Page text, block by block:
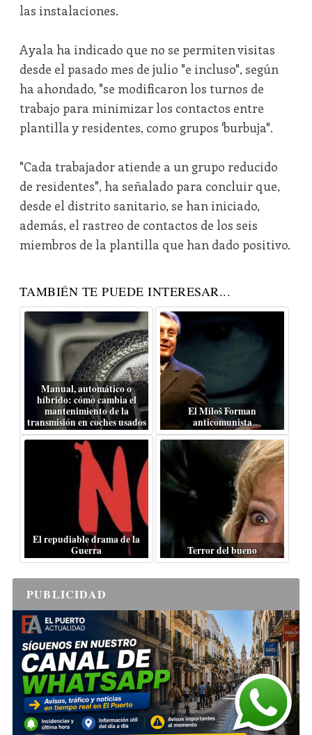
las instalaciones.
Ayala ha indicado que no se permiten visitas
desde el pasado mes de julio "e incluso", según
ha ahondado, "se modificaron los turnos de
trabajo para minimizar los contactos entre
plantilla y residentes, como grupos 'burbuja".
"Cada trabajador atiende a un grupo reducido
de residentes", ha señalado para concluir que,
desde el distrito sanitario, se han iniciado,
además, el rastreo de contactos de los seis
miembros de la plantilla que han dado positivo.
TAMBIÉN TE PUEDE INTERESAR...
Manual, automático o
híbrido: cómo cambia el
mantenimiento de la
transmisión en coches usados
El Miloš Forman
anticomunista
El repudiable drama de la
Guerra
Terror del bueno
PUBLICIDAD